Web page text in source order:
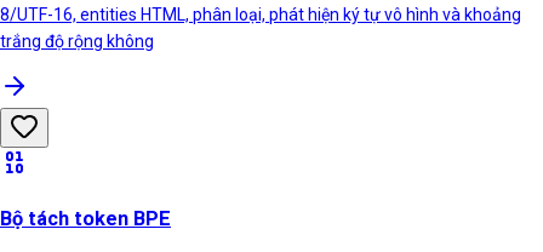
8/UTF-16, entities HTML, phân loại, phát hiện ký tự vô hình và khoảng
trắng độ rộng không
Bộ tách token BPE